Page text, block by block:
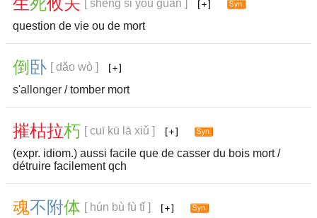
[ shēng sǐ yōu guān ]
question de vie ou de mort
倒 卧 [ dǎo wò ]
s'allonger / tomber mort
摧枯拉朽 [ cuī kū lā xiǔ ]
(expr. idiom.) aussi facile que de casser du bois mort /
détruire facilement qch
魂不 附体 [ hún bù fù tǐ ]